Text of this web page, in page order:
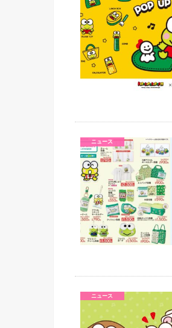
ニュース
ニュース